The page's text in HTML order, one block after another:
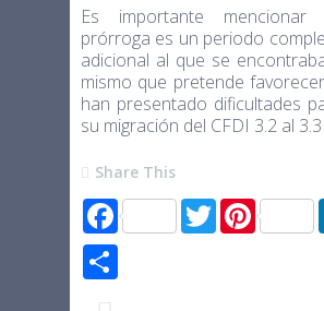
Es importante
prórroga es un periodo
adicional al que se
mismo que pretende
han presentado dificultades
su migración del CFDI 3.2 al 3.3
Share This
F
a
T
w
P
i